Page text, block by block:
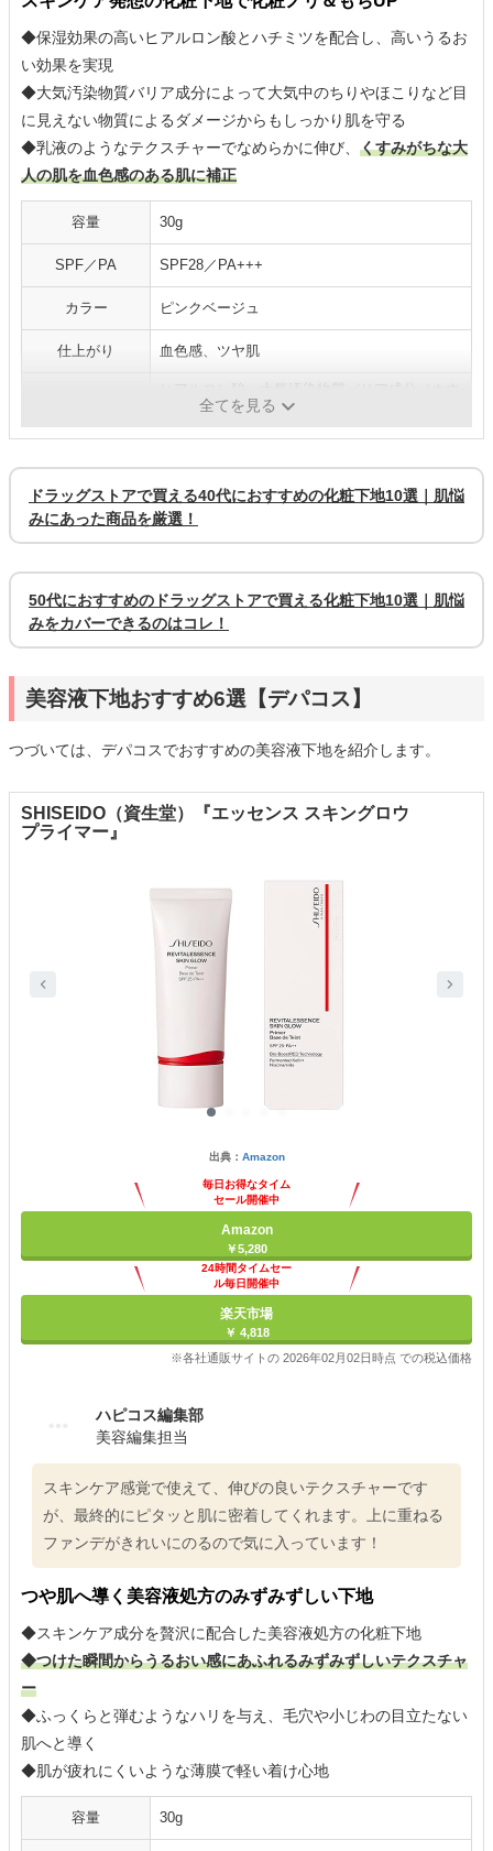
◆保湿効果の高いヒアルロン酸とハチミツを配合し、高いうるお
い効果を実現
◆大気汚染物質バリア成分によって大気中のちりやほこりなど目
に見えない物質によるダメージからもしっかり肌を守る
◆乳液のようなテクスチャーでなめらかに伸び、 くすみがちな大
人の肌を血色感のある肌に補正
容量 30g
SPF／PA SPF28／PA+++
カラー ピンクベージュ
仕上がり 血色感、ツヤ肌
ケイ酸（Ca、Na）、酸化銀）など
全てを見る
ドラッグストアで買える40代におすすめの化粧下地10選｜肌悩
みにあった商品を厳選！
50代におすすめのドラッグストアで買える化粧下地10選｜肌悩
みをカバーできるのはコレ！
美容液下地おすすめ6選【デパコス】
つづいては、デパコスでおすすめの美容液下地を紹介します。
SHISEIDO（資生堂）『エッセンス スキングロウ
プライマー』
出典： Amazon
毎日お得なタイム
セール開催中
Amazon
￥5,280
24時間タイムセー
ル毎日開催中
楽天市場
￥ 4,818
※各社通販サイトの 2026年02月02日時点 での税込価格
ハピコス編集部
美容編集担当
スキンケア感覚で使えて、伸びの良いテクスチャーです
が、最終的にピタッと肌に密着してくれます。上に重ねる
ファンデがきれいにのるので気に入っています！
つや肌へ導く美容液処方のみずみずしい下地
◆スキンケア成分を贅沢に配合した美容液処方の化粧下地
◆つけた瞬間からうるおい感にあふれるみずみずしいテクスチャ
ー
◆ふっくらと弾むようなハリを与え、毛穴や小じわの目立たない
肌へと導く
◆肌が疲れにくいような薄膜で軽い着け心地
容量 30g